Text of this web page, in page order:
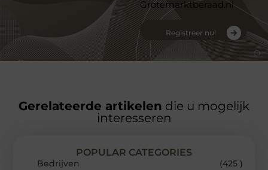
Grotemarktberaad.nl
Registreer nu!
Gerelateerde artikelen die u mogelijk
interesseren
POPULAR CATEGORIES
Bedrijven
(425 )